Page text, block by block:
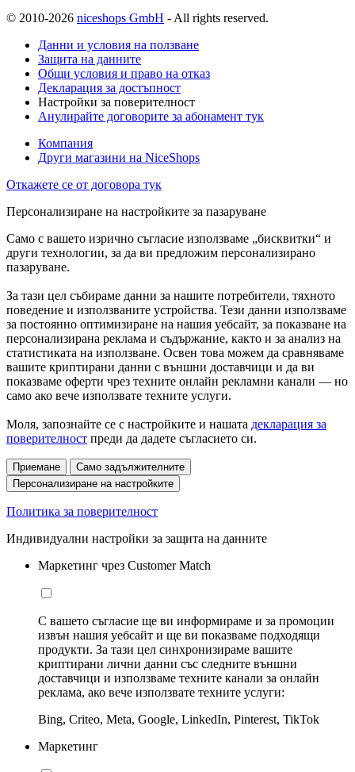
© 2010-2026 niceshops GmbH - All rights reserved.
Данни и условия на ползване
Защита на данните
Общи условия и право на отказ
Декларация за достъпност
Настройки за поверителност
Анулирайте договорите за абонамент тук
Компания
Други магазини на NiceShops
Откажете се от договора тук
Персонализиране на настройките за пазаруване
Само с вашето изрично съгласие използваме „бисквитки“ и
други технологии, за да ви предложим персонализирано
пазаруване.
За тази цел събираме данни за нашите потребители, тяхното
поведение и използваните устройства. Тези данни използваме
за постоянно оптимизиране на нашия уебсайт, за показване на
персонализирана реклама и съдържание, както и за анализ на
статистиката на използване. Освен това можем да сравняваме
вашите криптирани данни с външни доставчици и да ви
показваме оферти чрез техните онлайн рекламни канали — но
само ако вече използвате техните услуги.
Моля, запознайте се с настройките и нашата декларация за
поверителност преди да дадете съгласието си.
Приемане
Само задължителните
Персонализиране на настройките
Политика за поверителност
Индивидуални настройки за защита на данните
Маркетинг чрез Customer Match
С вашето съгласие ще ви информираме и за промоции
извън нашия уебсайт и ще ви показваме подходящи
продукти. За тази цел синхронизираме вашите
криптирани лични данни със следните външни
доставчици и използваме техните канали за онлайн
реклама, ако вече използвате техните услуги:
Bing, Criteo, Meta, Google, LinkedIn, Pinterest, TikTok
Маркетинг